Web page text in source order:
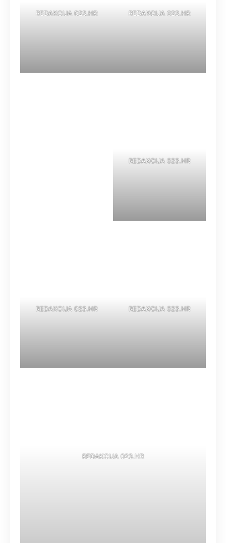
REDAKCIJA 023.HR REDAKCIJA 023.HR
REDAKCIJA 023.HR
REDAKCIJA 023.HR REDAKCIJA 023.HR
REDAKCIJA 023.HR